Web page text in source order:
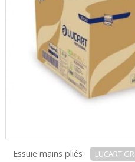
Essuie mains pliés LUCART